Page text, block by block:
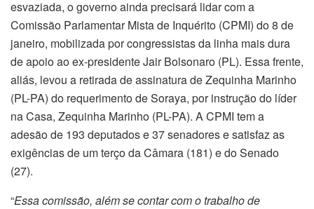
esvaziada, o governo ainda precisará lidar com a
Comissão Parlamentar Mista de Inquérito (CPMI) do 8 de
janeiro, mobilizada por congressistas da linha mais dura
de apoio ao ex-presidente Jair Bolsonaro (PL). Essa frente,
aliás, levou a retirada de assinatura de Zequinha Marinho
(PL-PA) do requerimento de Soraya, por instrução do líder
na Casa, Zequinha Marinho (PL-PA). A CPMI tem a
adesão de 193 deputados e 37 senadores e satisfaz as
exigências de um terço da Câmara (181) e do Senado
(27).
“Essa comissão, além se contar com o trabalho de